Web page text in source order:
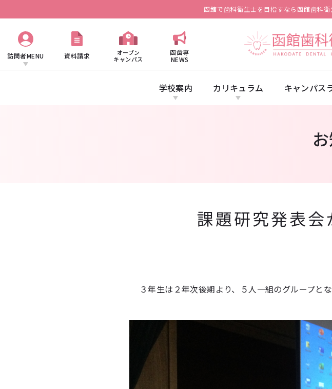
函館で歯科衛生士を目指すなら函館歯科
訪問者MENU 資料請求
オープン
キャンパス
函歯専
NEWS
学校案内 カリキュラム キャンパス
課題研究発表会
３年生は２年次後期より、５人一組のグループと